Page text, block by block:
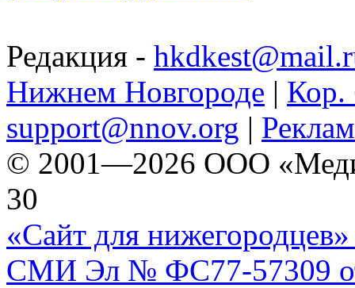
Редакция -
Нижнем Новгороде | Кор.
support@nnov.org |
© 2001—2026 ООО
30
«Сайт для нижегородцев»
СМИ Эл № ФС77-57309